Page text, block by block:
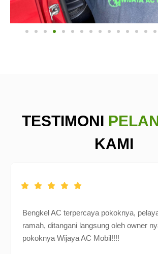
TESTIMONI
KAMI
Bengkel AC terpercaya pokoknya,
ramah, ditangani langsung oleh owner
pokoknya Wijaya AC Mobil!!!!